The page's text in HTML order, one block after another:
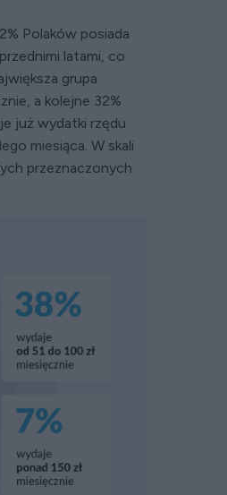
Polaków posiada
latami, co
grupa
a kolejne 32%
już wydatki rzędu
miesiąca. W skali
przeznaczonych